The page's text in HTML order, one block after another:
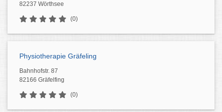
82237 Wörthsee
(0)
Physiotherapie Gräfeling
Bahnhofstr. 87
82166 Gräfelfing
(0)